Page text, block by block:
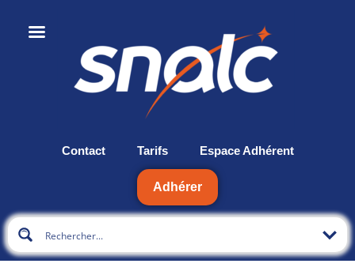
Contact Tarifs Espace Adhérent
Adhérer